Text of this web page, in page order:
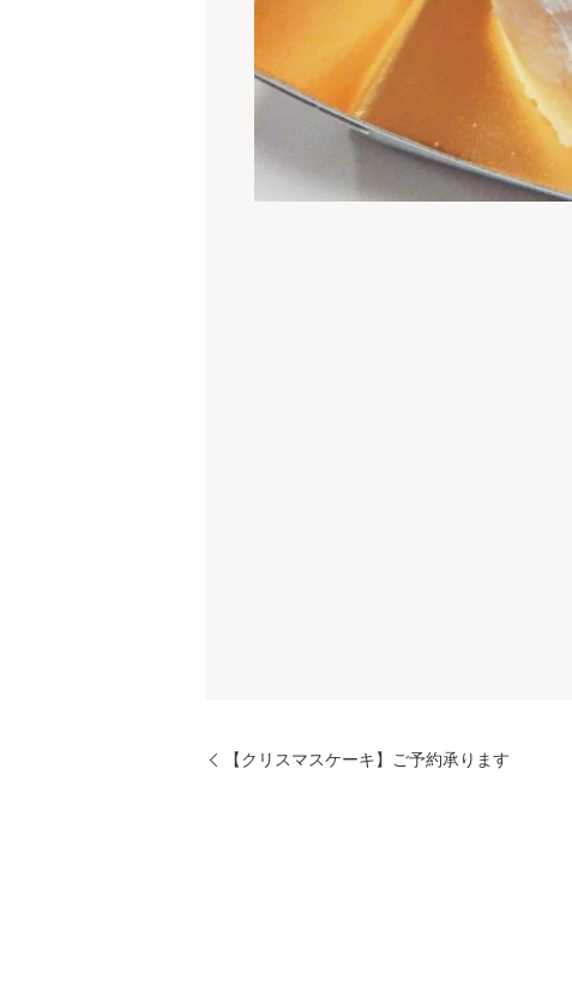
【クリスマスケーキ】ご予約承ります